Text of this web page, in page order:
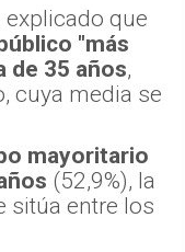
explicado que
"más
de 35 años,
cuya media se
mayoritario
(52,9%), la
sitúa entre los